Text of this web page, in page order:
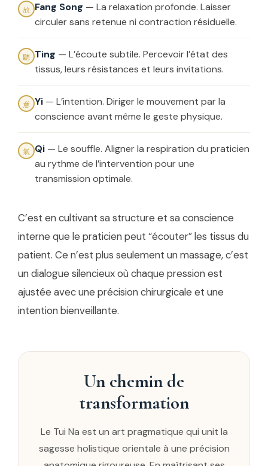
放 Fang Song — La relaxation profonde. Laisser
circuler sans retenue ni contraction résiduelle.
聽 Ting — L’écoute subtile. Percevoir l’état des
tissus, leurs résistances et leurs invitations.
意 Yi — L’intention. Diriger le mouvement par la
conscience avant même le geste physique.
氣 Qi — Le souffle. Aligner la respiration du praticien
au rythme de l’intervention pour une
transmission optimale.
C’est en cultivant sa structure et sa conscience
interne que le praticien peut “écouter” les tissus du
patient. Ce n’est plus seulement un massage, c’est
un dialogue silencieux où chaque pression est
ajustée avec une précision chirurgicale et une
intention bienveillante.
Un chemin de
transformation
Le Tui Na est un art pragmatique qui unit la
sagesse holistique orientale à une précision